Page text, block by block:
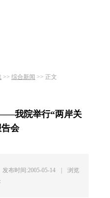
>> 综合新闻 >> 正文
我院举行“两岸关
会
发布时间:2005-05-14 |
浏览